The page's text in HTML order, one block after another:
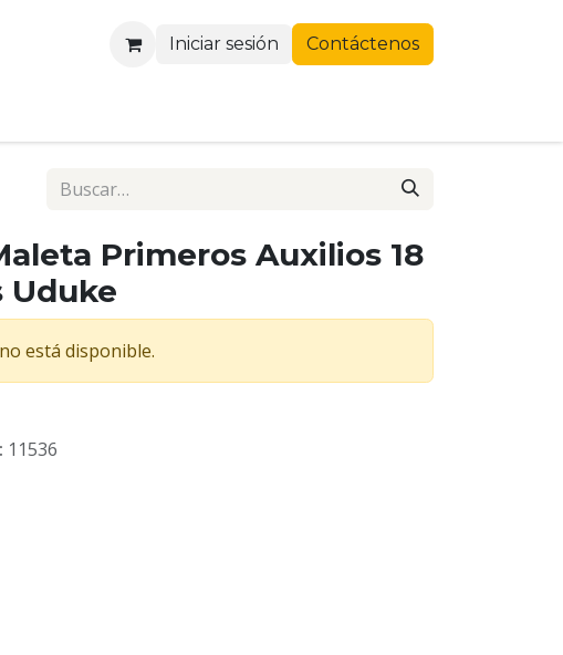
Iniciar sesión Contáctenos
Primeros Auxilios 18
Uduke
está disponible.
11536